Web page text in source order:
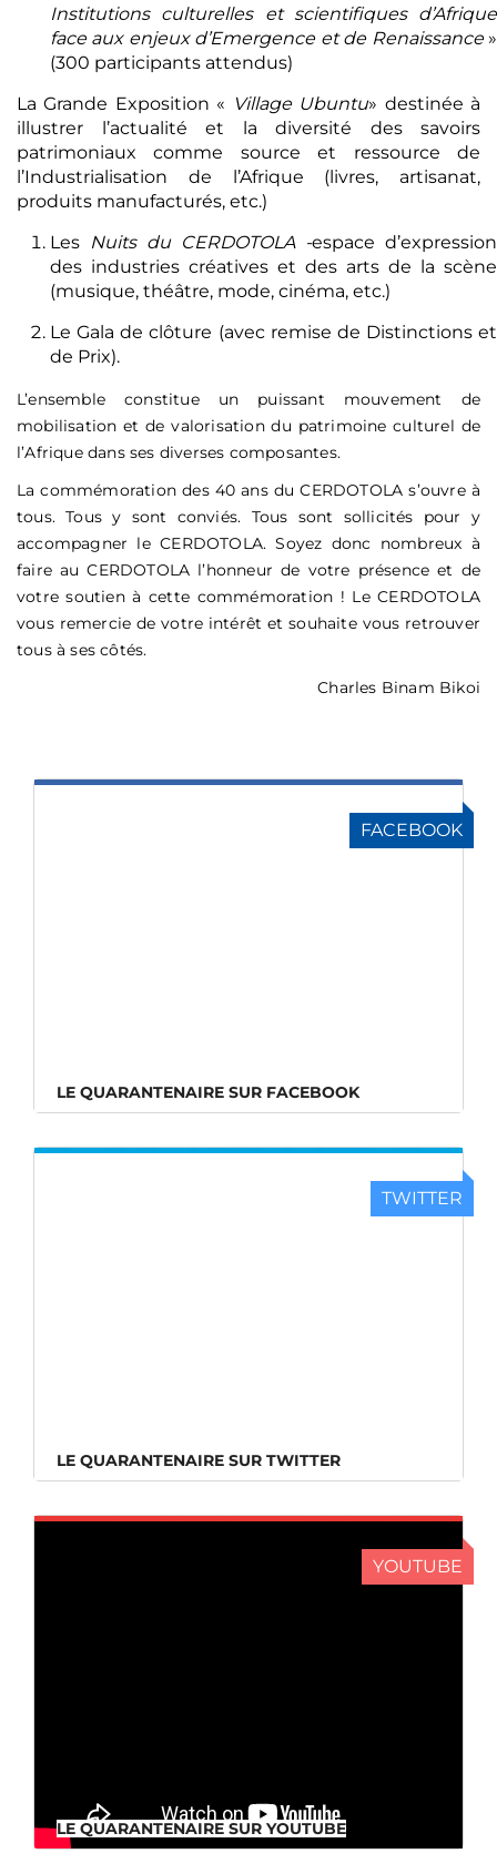
Institutions culturelles et scientifiques d’Afrique
face aux enjeux d’Emergence et de Renaissance»
(300 participants attendus)
La Grande Exposition « Village Ubuntu» destinée à
illustrer l’actualité et la diversité des savoirs
patrimoniaux comme source et ressource de
l’Industrialisation de l’Afrique (livres, artisanat,
produits manufacturés, etc.)
Les Nuits du CERDOTOLA -espace d’expression
des industries créatives et des arts de la scène
(musique, théâtre, mode, cinéma, etc.)
Le Gala de clôture (avec remise de Distinctions et
de Prix).
L’ensemble constitue un puissant mouvement de
mobilisation et de valorisation du patrimoine culturel de
l’Afrique dans ses diverses composantes.
La commémoration des 40 ans du CERDOTOLA s’ouvre à
tous. Tous y sont conviés. Tous sont sollicités pour y
accompagner le CERDOTOLA. Soyez donc nombreux à
faire au CERDOTOLA l’honneur de votre présence et de
votre soutien à cette commémoration ! Le CERDOTOLA
vous remercie de votre intérêt et souhaite vous retrouver
tous à ses côtés.
Charles Binam Bikoi
FACEBOOK
LE QUARANTENAIRE SUR FACEBOOK
TWITTER
LE QUARANTENAIRE SUR TWITTER
YOUTUBE
LE QUARANTENAIRE SUR YOUTUBE